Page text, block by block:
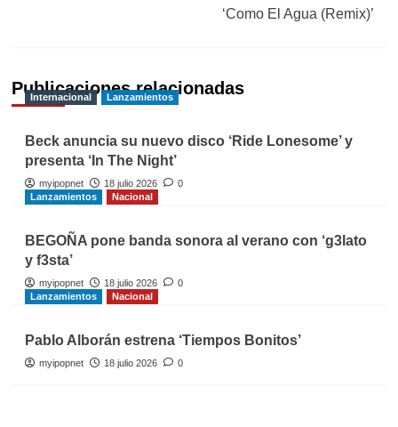
‘Como El Agua (Remix)’
Publicaciones relacionadas
Internacional Lanzamientos
Beck anuncia su nuevo disco ‘Ride Lonesome’ y
presenta ‘In The Night’
myipopnet 18 julio 2026
0
Lanzamientos
Nacional
BEGOÑA pone banda sonora al verano con ‘g3lato
y f3sta’
myipopnet 18 julio 2026
0
Lanzamientos
Nacional
Pablo Alborán estrena ‘Tiempos Bonitos’
myipopnet 18 julio 2026 0